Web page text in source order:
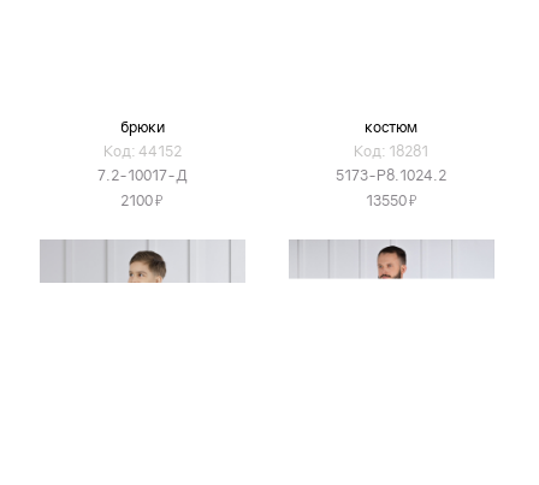
брюки
Код: 44152
7.2-10017-Д
2100Я
костюм
Код: 18281
5173-Р8.1024.2
13550Я